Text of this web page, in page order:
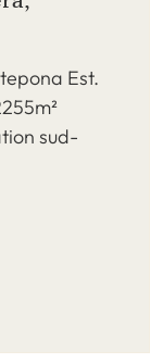
Est.
sud-